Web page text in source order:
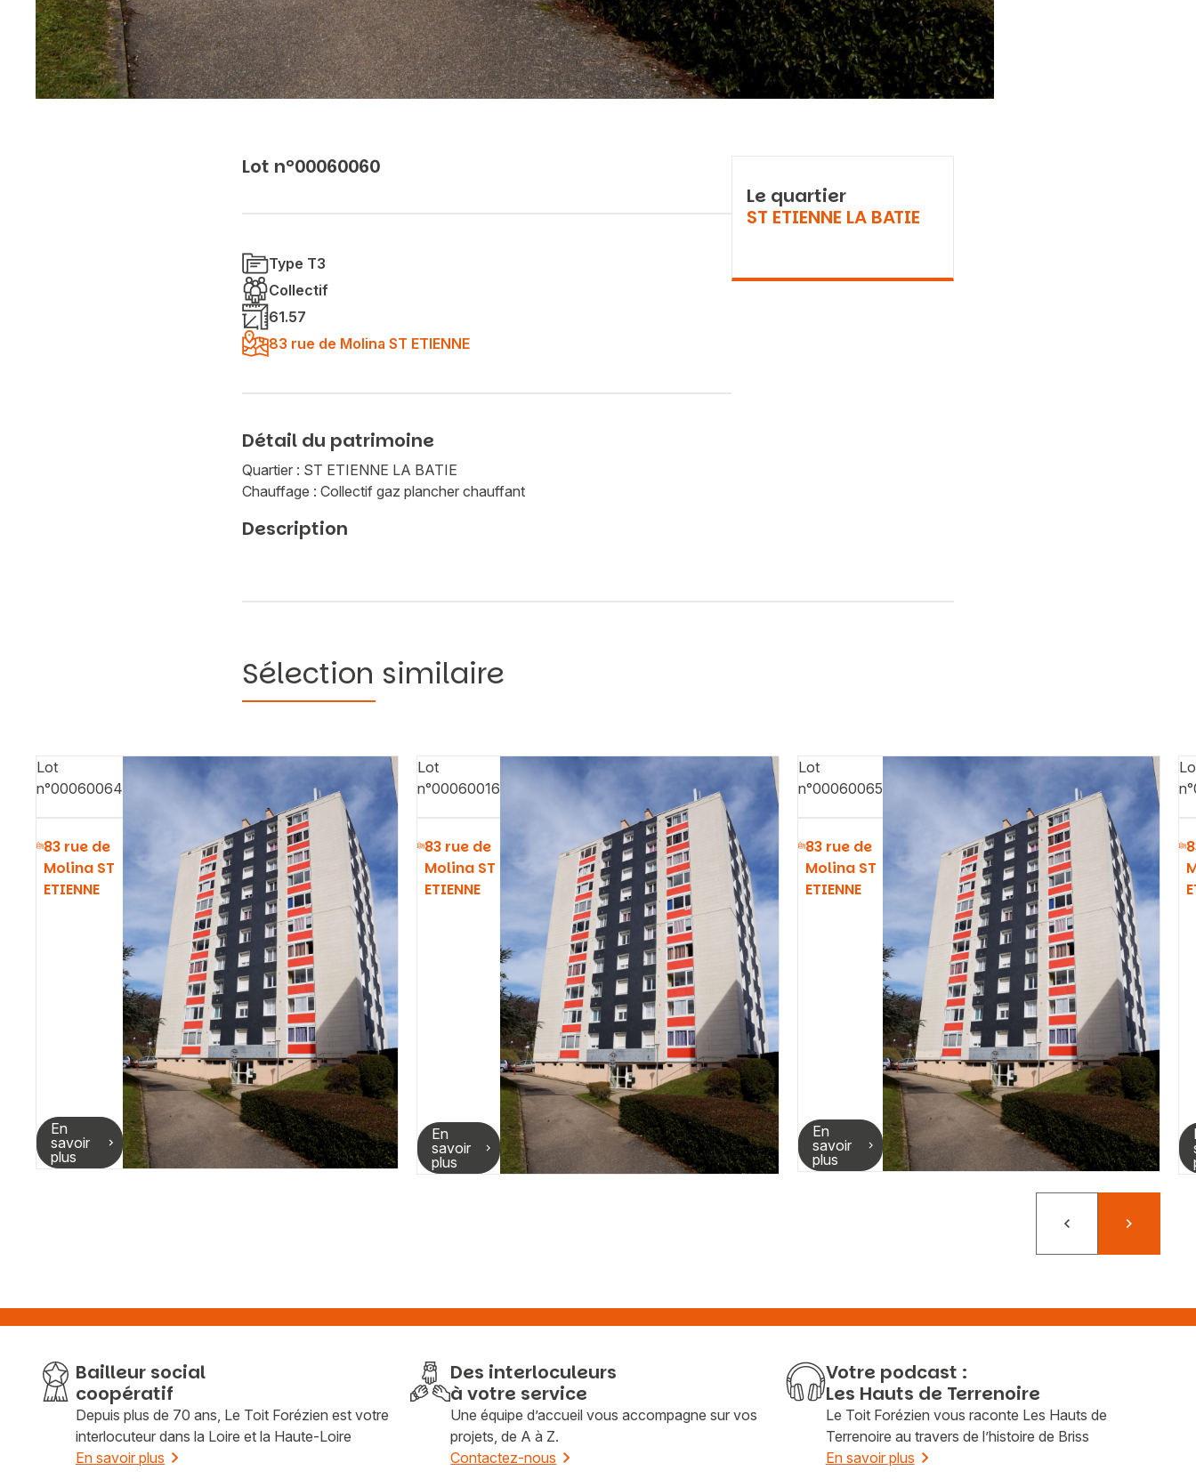
Lot n°00060060
Type T3
Collectif
61.57
83 rue de Molina ST ETIENNE
Détail du patrimoine
Quartier : ST ETIENNE LA BATIE
Chauffage : Collectif gaz plancher chauffant
Description
Le quartier
ST ETIENNE LA BATIE
Sélection similaire
Lot
n°00060064
83 rue de
Molina ST
ETIENNE
En
savoir
plus
Lot
n°00060016
83 rue de
Molina ST
ETIENNE
En
savoir
plus
Lot
n°00060065
83 rue de
Molina ST
ETIENNE
En
savoir
plus
PrécédentSuivant
Bailleur social
coopératif
Depuis plus de 70 ans, Le Toit Forézien est votre
interlocuteur dans la Loire et la Haute-Loire
En savoir plus
Des interloculeurs
à votre service
Une équipe d’accueil vous accompagne sur vos
projets, de A à Z.
Contactez-nous
Votre podcast :
Les Hauts de Terrenoire
Le Toit Forézien vous raconte Les Hauts de
Terrenoire au travers de l’histoire de Briss
En savoir plus